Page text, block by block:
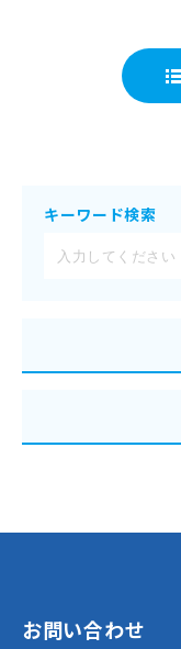
キーワード検索
お問い合わせ